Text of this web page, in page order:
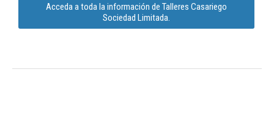
Acceda a toda la información de Talleres Casariego
Sociedad Limitada.